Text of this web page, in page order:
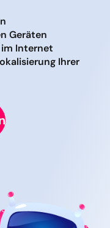
Geräten
Internet
Ihrer